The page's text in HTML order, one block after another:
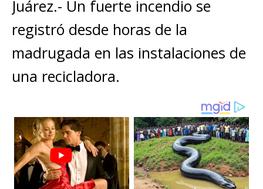
A
p
p
b
o
o
k
n
g
e
r
r Li
n
k
m
p
ar
ti
r
Juárez.- Un fuerte incendio se
registró desde horas de la
madrugada en las instalaciones de
una recicladora.